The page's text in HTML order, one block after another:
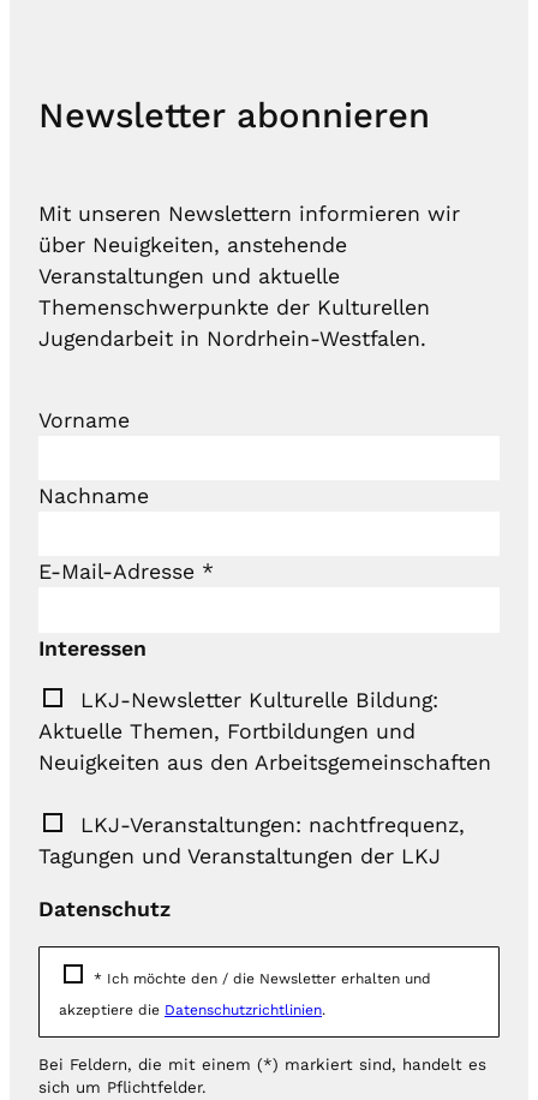
Newsletter abonnieren
Mit unseren Newslettern informieren wir
über Neuigkeiten, anstehende
Veranstaltungen und aktuelle
Themenschwerpunkte der Kulturellen
Jugendarbeit in Nordrhein-Westfalen.
Vorname
Nachname
E-Mail-Adresse *
Interessen
LKJ-Newsletter Kulturelle Bildung:
Aktuelle Themen, Fortbildungen und
Neuigkeiten aus den Arbeitsgemeinschaften
LKJ-Veranstaltungen: nachtfrequenz,
Tagungen und Veranstaltungen der LKJ
Datenschutz
* Ich möchte den / die Newsletter erhalten und
akzeptiere die Datenschutzrichtlinien.
Bei Feldern, die mit einem (*) markiert sind, handelt es
sich um Pflichtfelder.